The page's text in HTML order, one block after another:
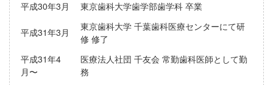
平成30年3月 東京歯科大学歯学部歯学科 卒業
平成31年3月
東京歯科大学 千葉歯科医療センターにて研
修 修了
平成31年4
月〜
医療法人社団 千友会 常勤歯科医師として勤
務